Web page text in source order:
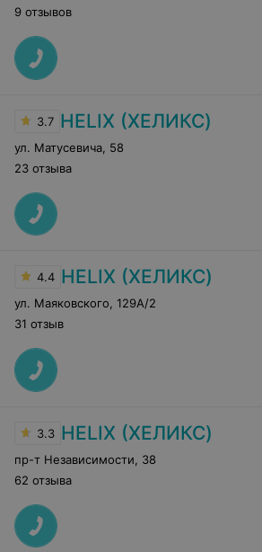
9 отзывов
3.7 HELIX (ХЕЛИКС)
ул. Матусевича 58
23 отзыва
4.4 HELIX (ХЕЛИКС)
ул. Маяковского, 129А/2
31 отзыв
3.3 HELIX (ХЕЛИКС)
пр-т Независимости
38
62 отзыва